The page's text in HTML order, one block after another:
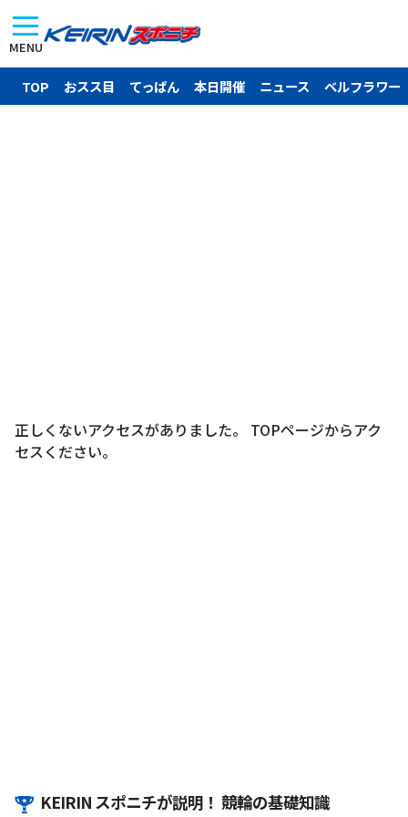
MENU
TOP おスス目 てっぱん 本日開催 ニュース ベルフラワー
正しくないアクセスがありました。 TOPページからアク
セスください。
KEIRIN スポニチが説明！ 競輪の基礎知識